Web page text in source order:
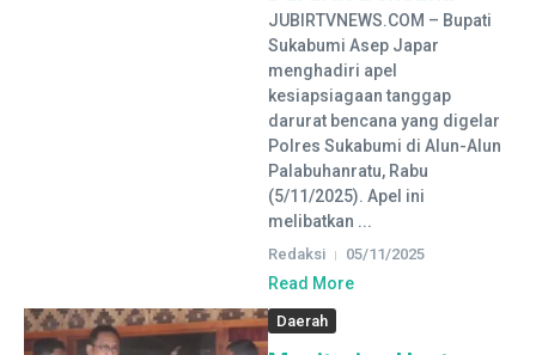
JUBIRTVNEWS.COM – Bupati
Sukabumi Asep Japar
menghadiri apel
kesiapsiagaan tanggap
darurat bencana yang digelar
Polres Sukabumi di Alun-Alun
Palabuhanratu, Rabu
(5/11/2025). Apel ini
melibatkan ...
Redaksi 05/11/2025
Read More
Daerah